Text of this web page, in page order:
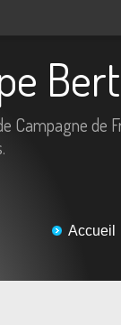
Campagne de
Accueil